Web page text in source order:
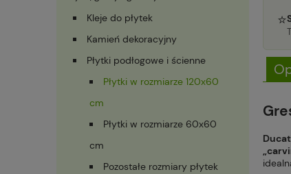
Kleje do płytek
Kamień dekoracyjny
Płytki podłogowe i ścienne
Płytki w rozmiarze 120x60
cm
Płytki w rozmiarze 60x60
cm
Pozostałe rozmiary płytek
⭐